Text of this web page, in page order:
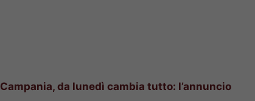
Campania, da lunedì cambia tutto: l’annuncio